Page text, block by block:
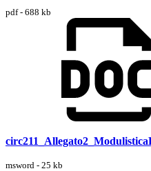
pdf - 688 kb
msword - 25 kb